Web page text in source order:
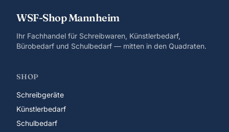
WSF-Shop Mannheim
Ihr Fachhandel für Schreibwaren, Künstlerbedarf,
Bürobedarf und Schulbedarf — mitten in den Quadraten.
SHOP
Schreibgeräte
Künstlerbedarf
Schulbedarf